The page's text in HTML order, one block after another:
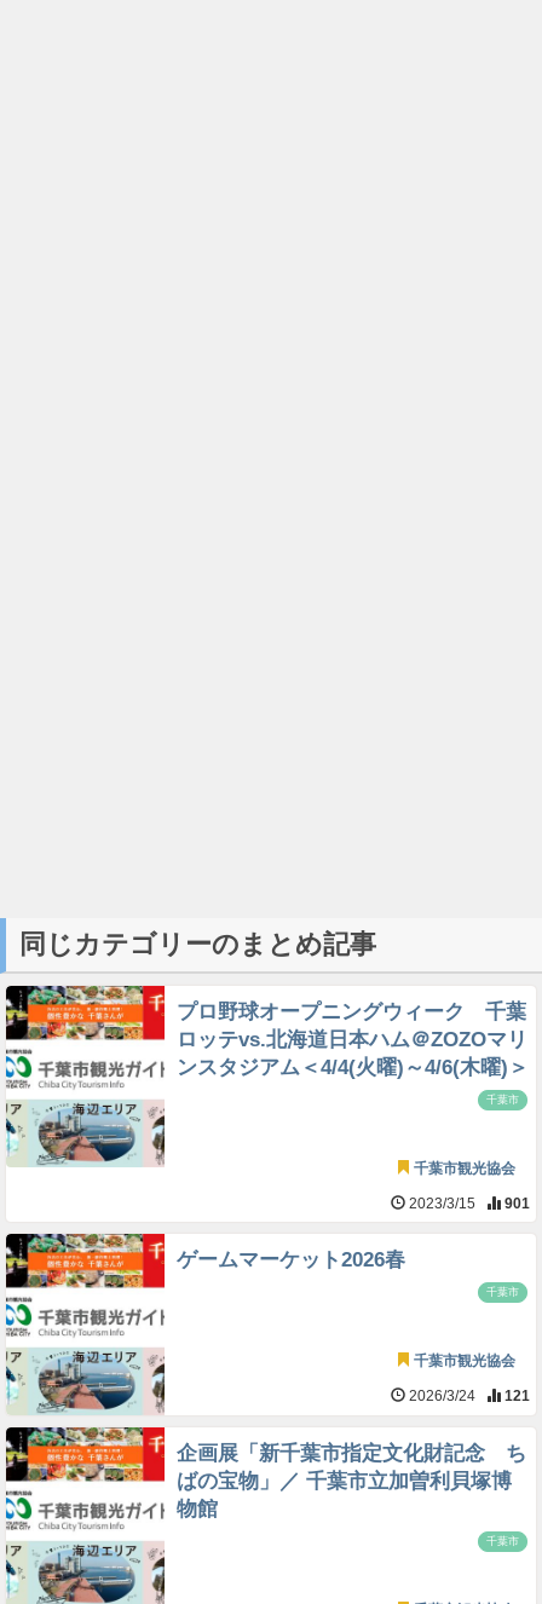
同じカテゴリーのまとめ記事
プロ野球オープニングウィーク 千葉
ロッテvs.北海道日本ハム＠ZOZOマリ
ンスタジアム＜4/4(火曜)～4/6(木曜)＞
千葉市
千葉市観光協会
2023/3/15 901
ゲームマーケット2026春
千葉市
千葉市観光協会
2026/3/24 121
企画展「新千葉市指定文化財記念 ち
ばの宝物」／ 千葉市立加曽利貝塚博
物館
千葉市